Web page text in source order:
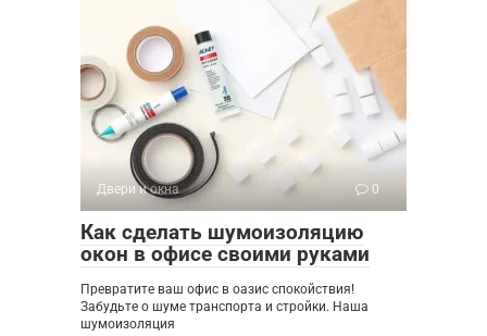
Двери и окна 0
Как сделать шумоизоляцию
окон в офисе своими руками
Превратите ваш офис в оазис спокойствия!
Забудьте о шуме транспорта и стройки. Наша
шумоизоляция